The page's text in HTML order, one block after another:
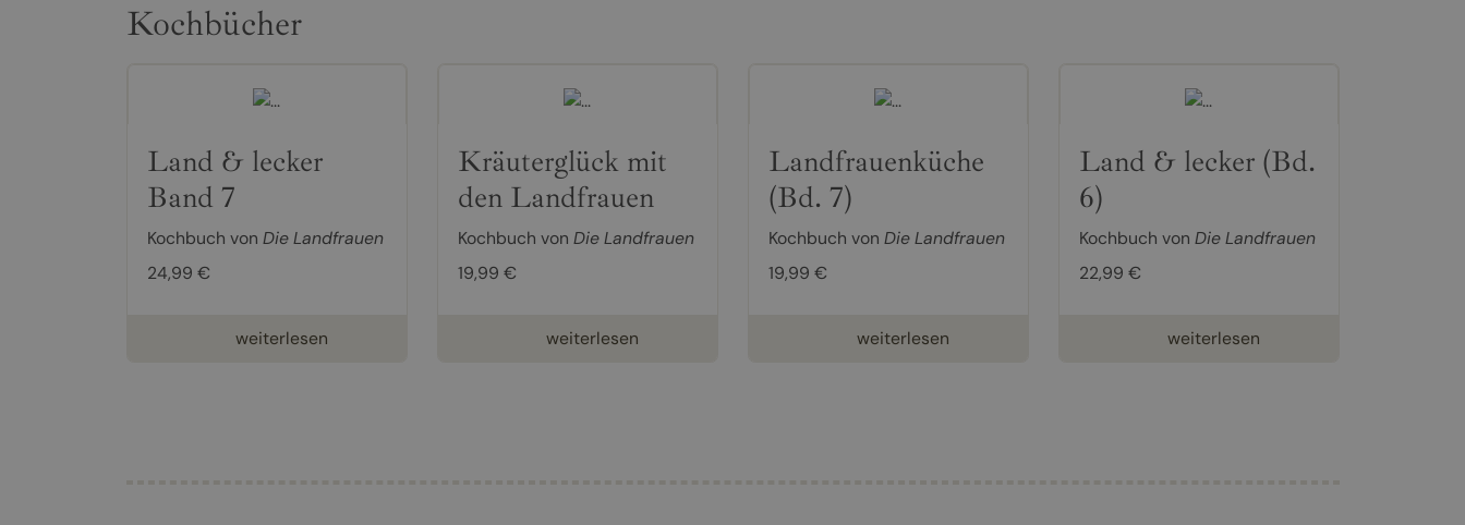
Kochbücher
Land & lecker
Band 7
Kochbuch von Die Landfrauen
24,99 €
weiterlesen
Kräuterglück mit
den Landfrauen
Kochbuch von Die Landfrauen
19,99 €
weiterlesen
Landfrauenküche
(Bd. 7)
Kochbuch von Die Landfrauen
19,99 €
weiterlesen
Land & lecker (Bd.
6)
Kochbuch von Die Landfrauen
22,99 €
weiterlesen